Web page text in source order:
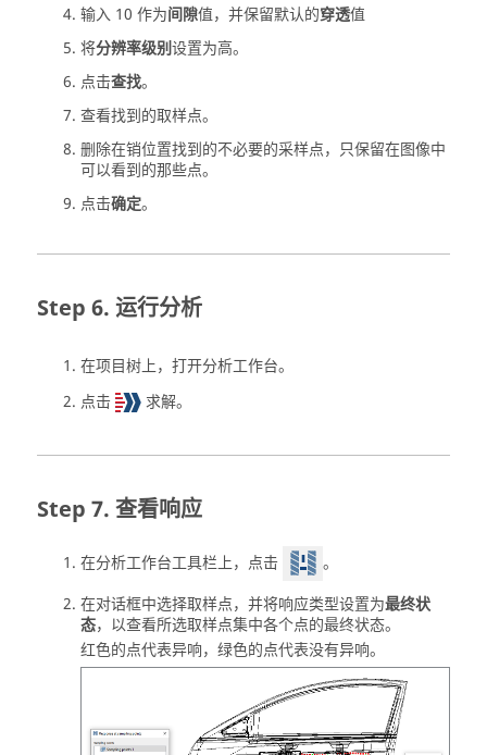
输入 10 作为间隙值，并保留默认的穿透值
将分辨率级别设置为高。
点击查找。
查看找到的取样点。
删除在销位置找到的不必要的采样点，只保留在图像中
可以看到的那些点。
点击确定。
运行分析
在项目树上，打开分析工作台。
点击
求解。
查看响应
在分析工作台工具栏上，点击
。
在对话框中选择取样点，并将响应类型设置为最终状
态，以查看所选取样点集中各个点的最终状态。
红色的点代表异响，绿色的点代表没有异响。